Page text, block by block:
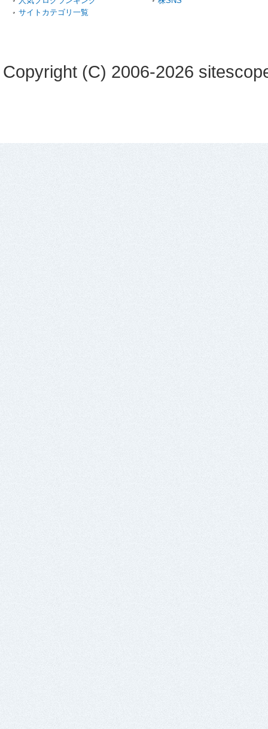
サイトカテゴリ一覧
Copyright (C) 2006-2026